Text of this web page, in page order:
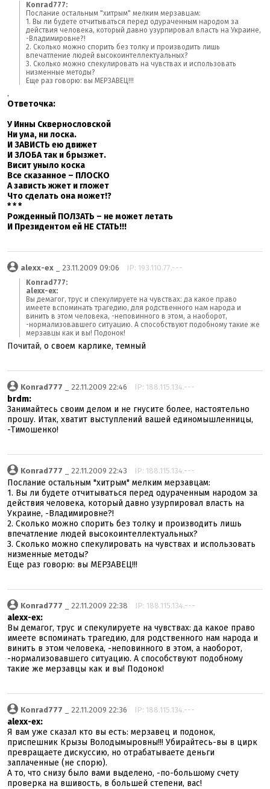
Konrad777:
Послание остальным "хитрым" мелким мерзавцам:
1. Вы ли будете отчитываться перед одураченным народом за
действия человека, который давно узурпировал власть на Украине,
-Владимировне?!
2. Сколько можно спорить без толку и производить лишь
впечатление людей высокоинтеллектуальных?
3. Сколько можно спекулировать на чувствах и использовать
низменные методы?
Еще раз говорю: вы МЕРЗАВЕЦ!!!
.
Ответочка:
У Инны Сквернословской
Ни ума, ни лоска.
И ЗАВИСТЬ ею движет
И ЗЛОБА так и брызжет.
Висит уныло коска
Все сказанное – ПЛОСКО
А зависть жжет и гложет
Что сделать она может!?
* * *
Рожденный ПОЛЗАТЬ – не может летать
И Президентом ей НЕ СТАТЬ!!!
alexx-ex _ 23.11.2009 09:06 IP: 193.110.77.---
Konrad777:
alexx-ex:
Вы демагог, трус и спекулируете на чувствах: да какое право
имеете вспоминать трагедию, для родственного нам народа и
винить в этом человека, -неповинного в этом, а наоборот,
-нормализовавшего ситуацию. А способствуют подобному такие же
мерзавцы как и вы! Подонок!
Почитай, о своем карлике, темный
Konrad777 _ 22.11.2009 22:46 IP: 188.115.134.---
brdm:
Занимайтесь своим делом и не гнусите более, настоятельно
прошу. Итак, хватит выступлений вашей единомышленницы,
-Тимошенко!
Konrad777 _ 22.11.2009 22:43 IP: 188.115.134.---
Послание остальным "хитрым" мелким мерзавцам:
1. Вы ли будете отчитываться перед одураченным народом за
действия человека, который давно узурпировал власть на
Украине, -Владимировне?!
2. Сколько можно спорить без толку и производить лишь
впечатление людей высокоинтеллектуальных?
3. Сколько можно спекулировать на чувствах и использовать
низменные методы?
Еще раз говорю: вы МЕРЗАВЕЦ!!!
Konrad777 _ 22.11.2009 22:38 IP: 188.115.134.---
alexx-ex:
Вы демагог, трус и спекулируете на чувствах: да какое право
имеете вспоминать трагедию, для родственного нам народа и
винить в этом человека, -неповинного в этом, а наоборот,
-нормализовавшего ситуацию. А способствуют подобному
такие же мерзавцы как и вы! Подонок!
Konrad777 _ 22.11.2009 22:36 IP: 188.115.134.---
alexx-ex:
Я вам уже сказал кто вы есть: мерзавец и подонок,
приспешник Крызы Володымыровны!!! Убирайтесь-вы в цирк
превращаете дискуссию, но отрабатываете деньги
заплаченные (не спорю).
А то, что снизу было вами выделено, -по-большому счету
проверка на вшивость, в большей степени, вас!